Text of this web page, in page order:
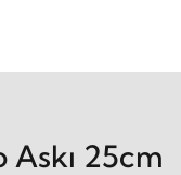
Askı 25cm